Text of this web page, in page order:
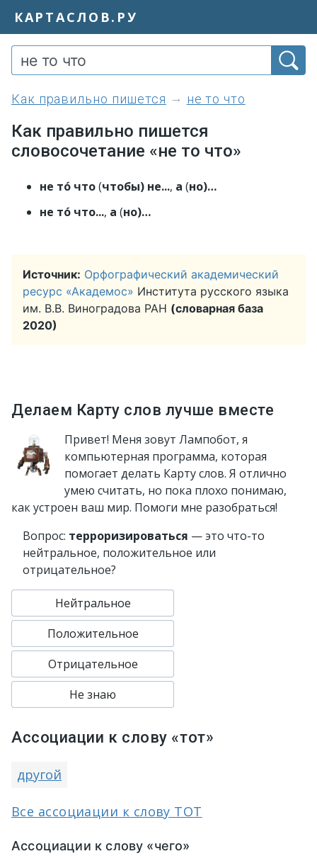
КАРТАСЛОВ.РУ
как правильно пишется не то что
Как правильно пишется
словосочетание «не то что»
не то́ что(чтобы) не..., а (но)…
не то́ что..., а (но)…
Источник: Орфографический академический
ресурс «Академос» Института русского языка
им. В.В. Виноградова РАН (словарная база
2020)
Делаем Карту слов лучше вместе
Привет! Меня зовут Лампобот, я
компьютерная программа, которая
помогает делать Карту слов. Я отлично
умею считать, но пока плохо понимаю,
как устроен ваш мир. Помоги мне разобраться!
Вопрос: терроризироваться — это что-то
нейтральное, положительное или
отрицательное?
Нейтральное
Положительное
Отрицательное
Не знаю
Ассоциации к слову «тот»
другой
Все ассоциации к слову ТОТ
Ассоциации к слову «чего»